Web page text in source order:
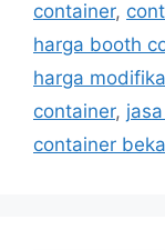
container,
harga booth
harga
container,
container